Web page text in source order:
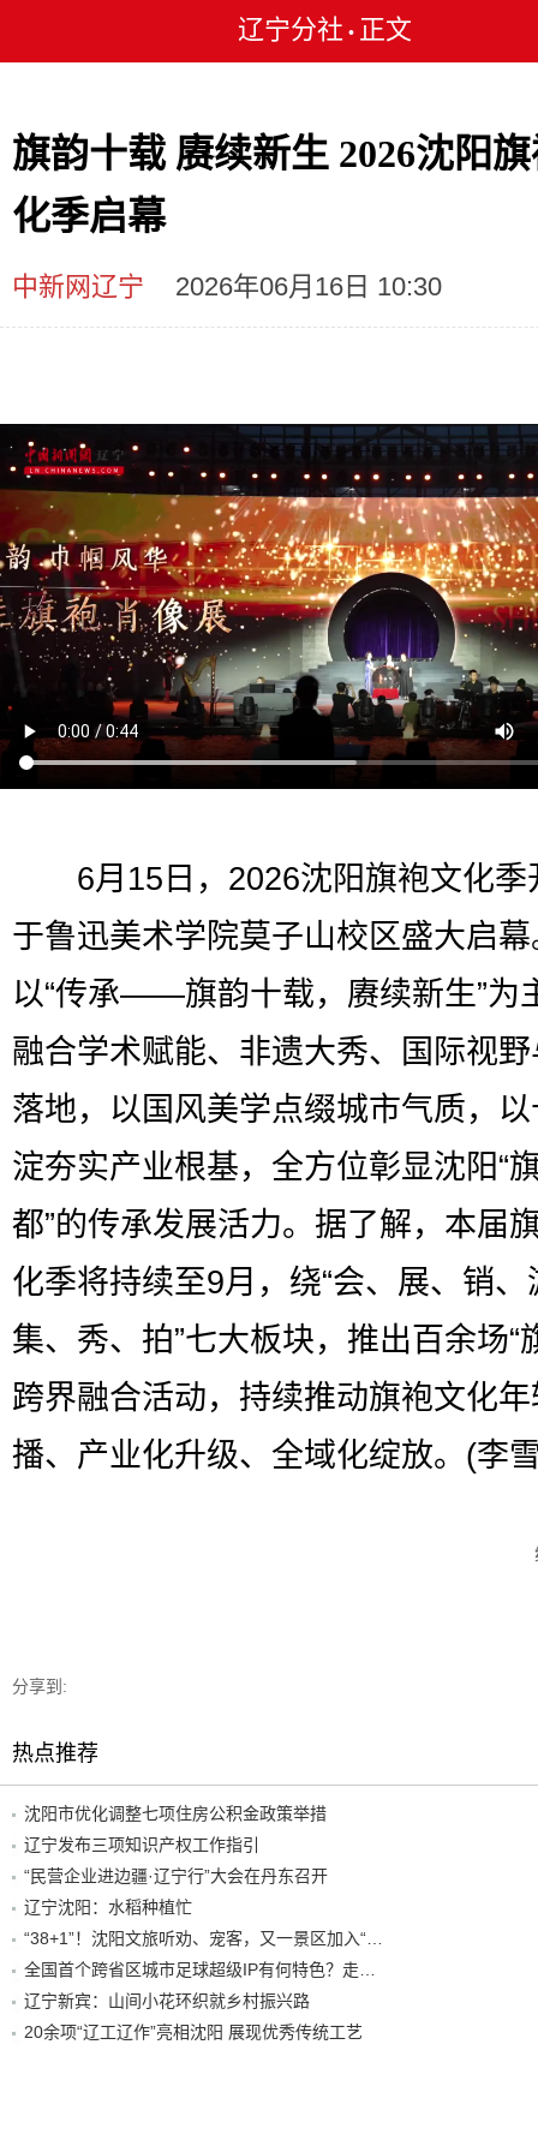
辽宁分社 • 正文
旗韵十载 赓续新生 2026沈阳
化季启幕
中新网辽宁 2026年06月16日 10:30
6月15日，2026沈阳旗袍文化季
于鲁迅美术学院莫子山校区盛大启
以“传承——旗韵十载，赓续新生”为
融合学术赋能、非遗大秀、国际视
落地，以国风美学点缀城市气质，
淀夯实产业根基，全方位彰显沈阳“
都”的传承发展活力。据了解，本届
化季将持续至9月，绕“会、展、销、
集、秀、拍”七大板块，推出百余场“
跨界融合活动，持续推动旗袍文化
播、产业化升级、全域化绽放。(李
分享到:
热点推荐
沈阳市优化调整七项住房公积金政策举措
辽宁发布三项知识产权工作指引
“民营企业进边疆·辽宁行”大会在丹东召开
辽宁沈阳：水稻种植忙
辽宁新宾：山间小花环织就乡村振兴路
20余项“辽工辽作”亮相沈阳 展现优秀传统工艺